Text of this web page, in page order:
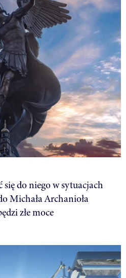
do niego w sytuacjach
Michała Archanioła
złe moce